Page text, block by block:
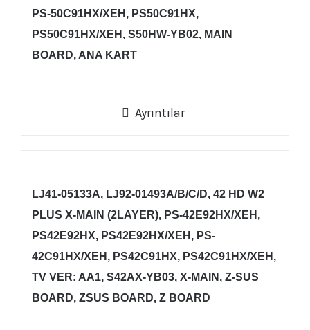
PS-50C91HX/XEH, PS50C91HX,
PS50C91HX/XEH, S50HW-YB02, MAIN
BOARD, ANA KART
Ayrıntılar
LJ41-05133A, LJ92-01493A/B/C/D, 42 HD W2
PLUS X-MAIN (2LAYER), PS-42E92HX/XEH,
PS42E92HX, PS42E92HX/XEH, PS-
42C91HX/XEH, PS42C91HX, PS42C91HX/XEH,
TV VER: AA1, S42AX-YB03, X-MAIN, Z-SUS
BOARD, ZSUS BOARD, Z BOARD